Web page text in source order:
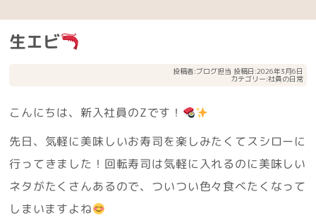
生エビ
投稿者:ブログ担当 投稿日:2026年3月6日
カテゴリー:社員の日常
こんにちは、新入社員のZです！
先日、気軽に美味しいお寿司を楽しみたくてスシローに
行ってきました！回転寿司は気軽に入れるのに美味しい
ネタがたくさんあるので、ついつい色々食べたくなって
しまいますよね